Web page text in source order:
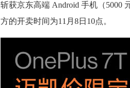
斩获京东高端 Android 手机（5000
方的开卖时间为11月8日10点。